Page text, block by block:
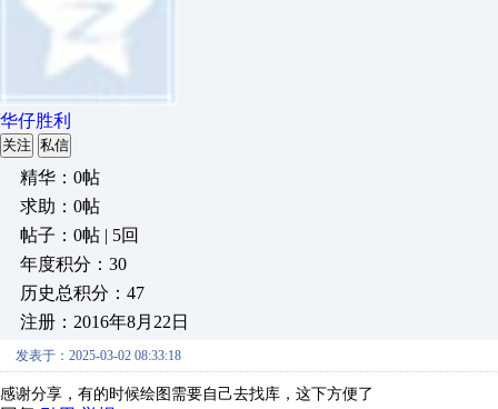
华仔胜利
关注 私信
精华：0帖
求助：0帖
帖子：0帖 | 5回
年度积分：30
历史总积分：47
注册：2016年8月22日
发表于：2025-03-02 08:33:18
感谢分享，有的时候绘图需要自己去找库，这下方便了